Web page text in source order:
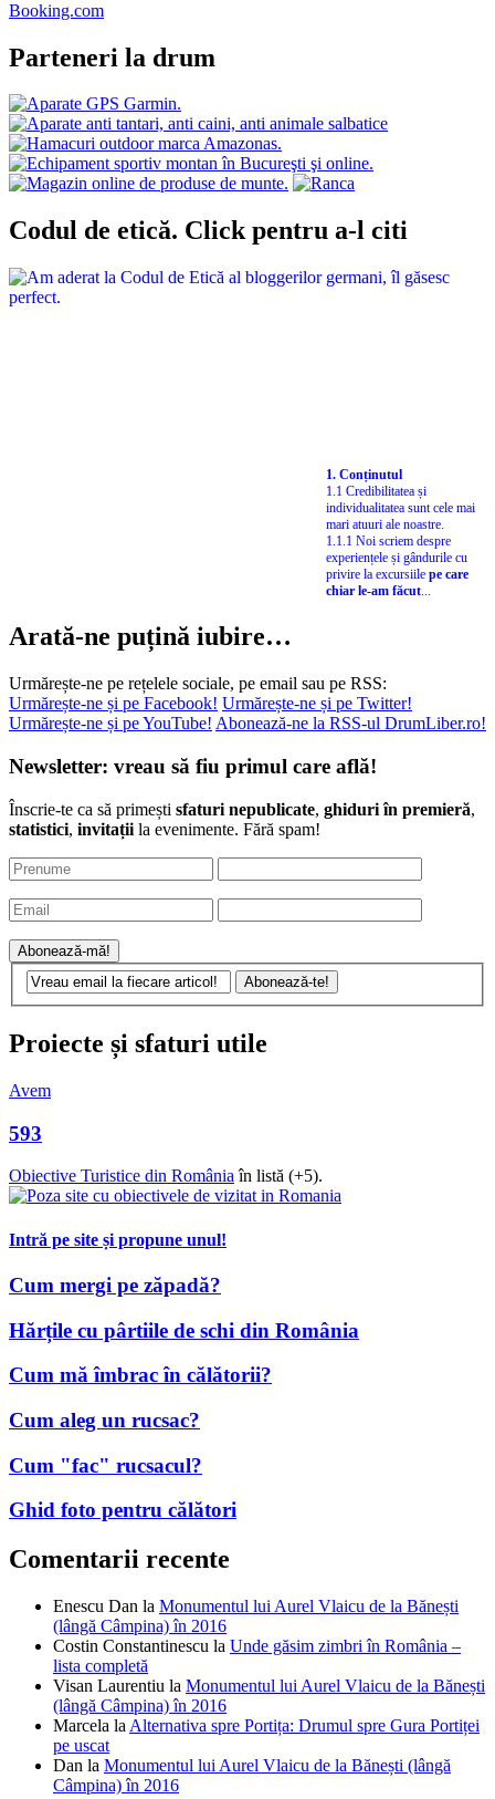
Booking.com
Parteneri la drum
Codul de etică. Click pentru a-l citi
1. Conținutul
1.1 Credibilitatea și
individualitatea sunt cele mai
mari atuuri ale noastre.
1.1.1 Noi scriem despre
experiențele și gândurile cu
privire la excursiile pe care
chiar le-am făcut...
Arată-ne puțină iubire…
Urmărește-ne pe rețelele sociale, pe email sau pe RSS:
Urmărește-ne și pe Facebook! Urmărește-ne și pe Twitter!
Urmărește-ne și pe YouTube! Abonează-ne la RSS-ul DrumLiber.ro!
Newsletter: vreau să fiu primul care află!
Înscrie-te ca să primești sfaturi nepublicate, ghiduri în premieră,
statistici, invitațiila evenimente. Fără spam!
Proiecte și sfaturi utile
Avem
593
Obiective Turistice din Româniaîn listă (+5).
Intră pe site și propune unul!
Cum mergi pe zăpadă?
Hărțile cu pârtiile de schi din România
Cum mă îmbrac în călătorii?
Cum aleg un rucsac?
Cum "fac" rucsacul?
Ghid foto pentru călători
Comentarii recente
Enescu Dan la Monumentul lui Aurel Vlaicu de la Bănești
(lângă Câmpina) în 2016
Costin Constantinescu la Unde găsim zimbri în România –
lista completă
Visan Laurentiu la Monumentul lui Aurel Vlaicu de la Bănești
(lângă Câmpina) în 2016
Marcela laAlternativa spre Portița: Drumul spre Gura Portiței
pe uscat
Dan la Monumentul lui Aurel Vlaicu de la Bănești (lângă
Câmpina) în 2016